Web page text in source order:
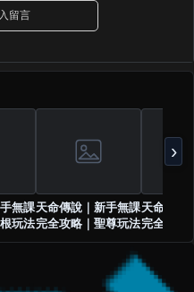
留言
無課
玩法
天命傳說｜新手無課
完全攻略｜聖尊玩法
天命傳說
完全攻略
›